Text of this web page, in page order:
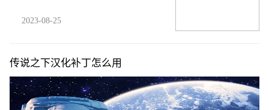
2023-08-25
传说之下汉化补丁怎么用